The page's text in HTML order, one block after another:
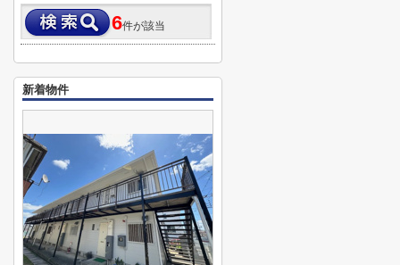
6件が該当
新着物件